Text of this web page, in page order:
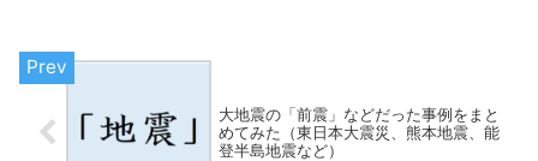
大地震の「前震」などだった事例をまと
めてみた（東日本大震災、熊本地震、能
登半島地震など）